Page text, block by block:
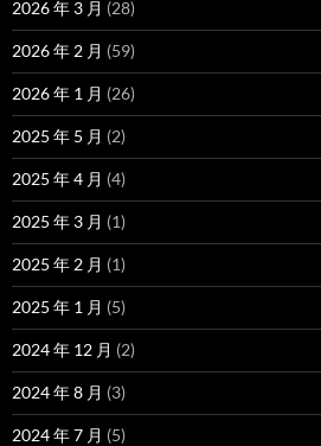
2026 年 3 月 (28)
2026 年 2 月 (59)
2026 年 1 月 (26)
2025 年 5 月 (2)
2025 年 4 月 (4)
2025 年 3 月 (1)
2025 年 2 月 (1)
2025 年 1 月 (5)
2024 年 12 月 (2)
2024 年 8 月 (3)
2024 年 7 月 (5)